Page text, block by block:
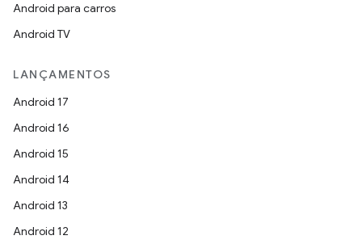
Android para carros
Android TV
LANÇAMENTOS
Android 17
Android 16
Android 15
Android 14
Android 13
Android 12